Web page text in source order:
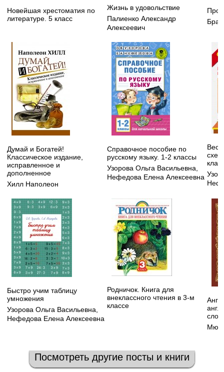
Новейшая хрестоматия по
литературе. 5 класс
Жизнь в удовольствие
Палиенко Александр
Алексеевич
Думай и Богатей!
Классическое издание,
исправленное и
дополненное
Хилл Наполеон
Справочное пособие по
русскому языку. 1-2 классы
Узорова Ольга Васильевна
Нефедова Елена Алексеевна
Быстро учим таблицу
умножения
Узорова Ольга Васильевна
Нефедова Елена Алексеевна
Родничок. Книга для
внеклассного чтения в 3-м
классе
слов
Посмотреть другие посты и книги